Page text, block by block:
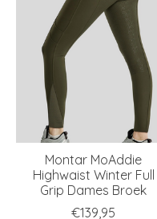
Montar MoAddie
Highwaist Winter Full
Grip Dames Broek
€139,95